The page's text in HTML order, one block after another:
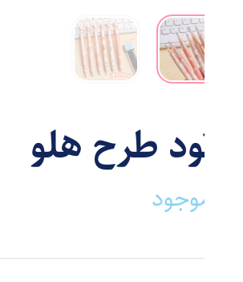
اتود طرح هلو
ناموجود